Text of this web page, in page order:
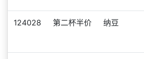
124028 第二杯半价 纳豆